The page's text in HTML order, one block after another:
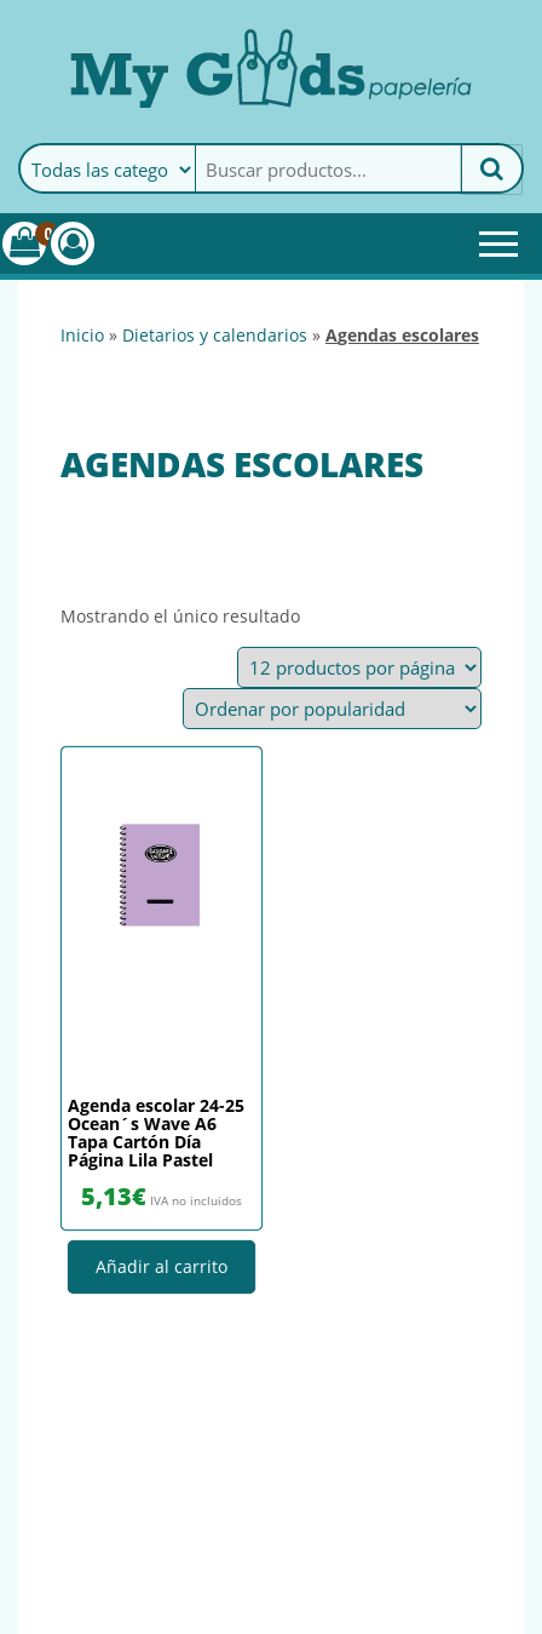
MyGoods · PapeleríaMy Goods es tu papelería
online de confianza. Podrás
encontrar todo lo necesario
0
inicio » dietarios y calendarios » agendas escolares
AGENDAS ESCOLARES
Mostrando el único resultado
Agenda escolar 24-25
Ocean´s Wave A6
Tapa Cartón Día
Página Lila Pastel
5,13€ IVA no incluidos
Añadir al carrito